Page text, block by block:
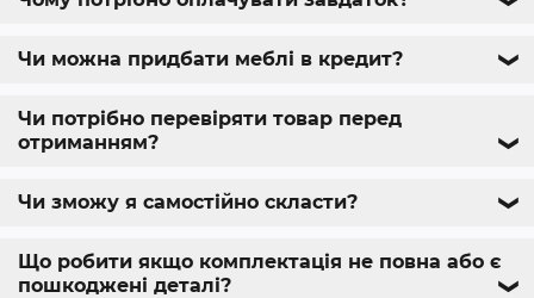
Чи можна придбати меблі в кредит? ❯
Чи потрібно перевіряти товар перед
отриманням?
❯
Чи зможу я самостійно скласти? ❯
Що робити якщо комплектація не повна або є
пошкоджені деталі?
❯